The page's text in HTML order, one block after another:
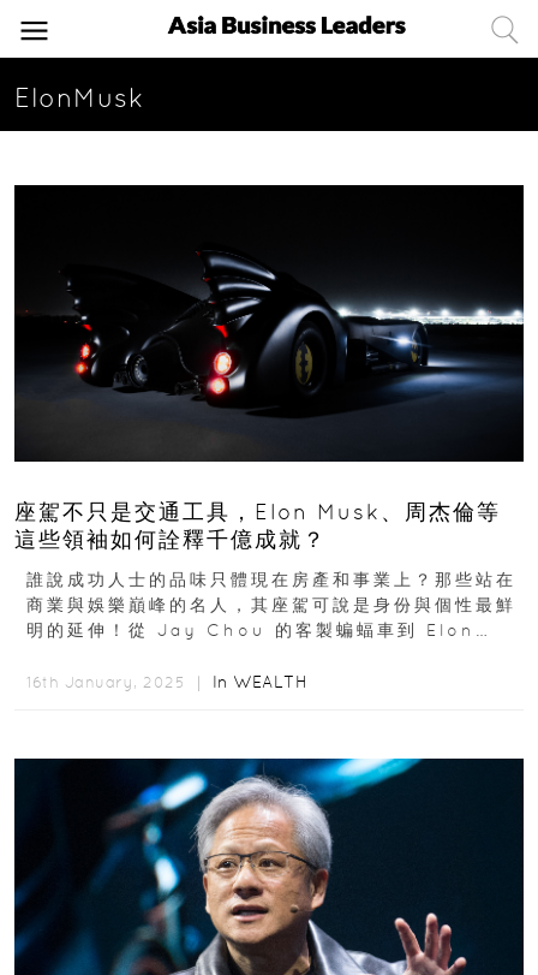
ElonMusk
座駕不只是交通工具，Elon Musk、周杰倫等
這些領袖如何詮釋千億成就？
誰說成功人士的品味只體現在房產和事業上？那些站在
商業與娛樂巔峰的名人，其座駕可說是身份與個性最鮮
明的延伸！從 Jay Chou 的客製蝙蝠車到 Elon
16th January, 2025 ｜ In WEALTH